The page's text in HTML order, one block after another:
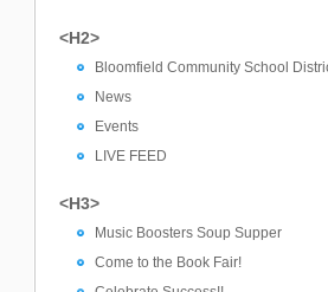
<H2>
Bloomfield Community School
News
Events
LIVE FEED
<H3>
Music Boosters Soup Supper
Come to the Book Fair!